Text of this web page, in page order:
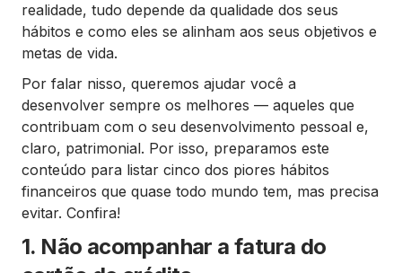
realidade, tudo depende da qualidade dos seus
hábitos e como eles se alinham aos seus objetivos e
metas de vida.
Por falar nisso, queremos ajudar você a
desenvolver sempre os melhores — aqueles que
contribuam com o seu desenvolvimento pessoal e,
claro, patrimonial. Por isso, preparamos este
conteúdo para listar cinco dos piores hábitos
financeiros que quase todo mundo tem, mas precisa
evitar. Confira!
1. Não acompanhar a fatura do